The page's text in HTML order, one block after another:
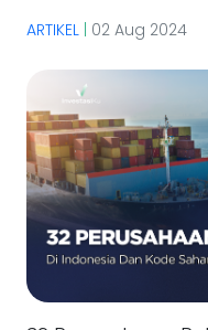
ARTIKEL 02 Aug 2024